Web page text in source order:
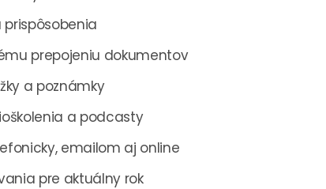
prepojeniu dokumentov
a poznámky
a podcasty
emailom aj online
pre aktuálny rok